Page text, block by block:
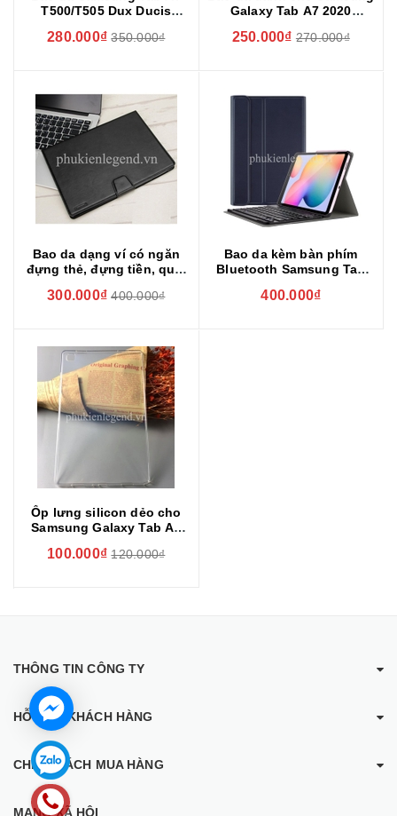
T500/T505 Dux Ducis
280.000₫ 350.000₫
Galaxy Tab A7 2020
ONJESS lưng silicon
250.000₫ 270.000₫
Bao da dạng ví có ngăn
đựng thẻ, đựng tiền, quai
Tab A7 (2020) T500/T505 -
300.000₫ 400.000₫
Bao da kèm bàn phím
Bluetooth Samsung Tab
Keyboard
400.000₫
Ốp lưng silicon dẻo cho
Samsung Galaxy Tab A7
100.000₫ 120.000₫
THÔNG TIN CÔNG TY
HỖ TRỢ KHÁCH HÀNG
CHÍNH SÁCH MUA HÀNG
MẠNG XÃ HỘI